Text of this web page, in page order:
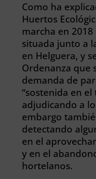
Como ha
Huertos
marcha en
situada junto a
en Helguera, y
Ordenanza que
demanda de
“sostenida en
adjudicando a
embargo
detectando
en el
y en el
hortelanos.